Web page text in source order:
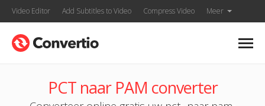
Video Editor Add Subtitles to Video Compress Video Meer
PCT naar PAM converter